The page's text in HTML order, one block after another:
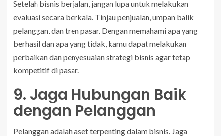
Setelah bisnis berjalan, jangan lupa untuk melakukan
evaluasi secara berkala. Tinjau penjualan, umpan balik
pelanggan, dan tren pasar. Dengan memahami apa yang
berhasil dan apa yang tidak, kamu dapat melakukan
perbaikan dan penyesuaian strategi bisnis agar tetap
kompetitif di pasar.
9. Jaga Hubungan Baik
dengan Pelanggan
Pelanggan adalah aset terpenting dalam bisnis. Jaga